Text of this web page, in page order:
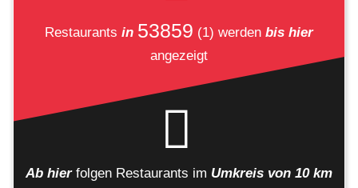
Restaurants in 53859 (1) werden bis hier
angezeigt
Ab hier folgen Restaurants im Umkreis von 10 km